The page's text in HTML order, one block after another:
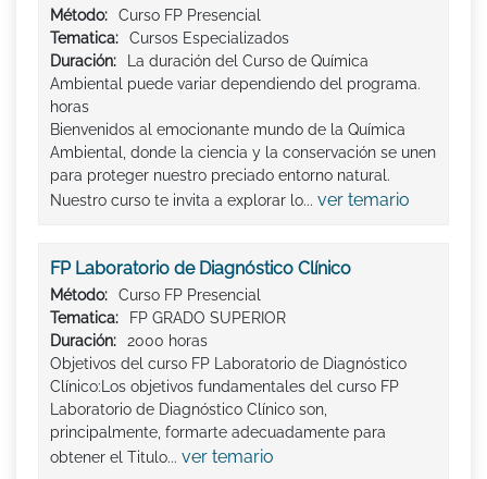
Método:
Curso FP Presencial
Tematica:
Cursos Especializados
Duración:
La duración del Curso de Química
Ambiental puede variar dependiendo del programa.
horas
Bienvenidos al emocionante mundo de la Química
Ambiental, donde la ciencia y la conservación se unen
para proteger nuestro preciado entorno natural.
Nuestro curso te invita a explorar lo... ver temario
FP Laboratorio de Diagnóstico Clínico
Método:
Curso FP Presencial
Tematica:
FP GRADO SUPERIOR
Duración:
2000 horas
Objetivos del curso FP Laboratorio de Diagnóstico
Clínico:Los objetivos fundamentales del curso FP
Laboratorio de Diagnóstico Clínico son,
principalmente, formarte adecuadamente para
obtener el Titulo... ver temario